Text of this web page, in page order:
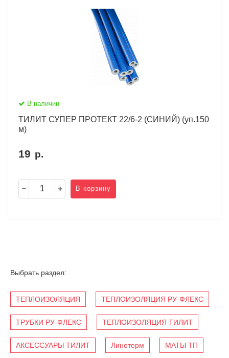
В наличии
ТИЛИТ СУПЕР ПРОТЕКТ 22/6-2 (СИНИЙ) (уп.150
м)
19 р.
В корзину
Выбрать раздел:
ТЕПЛОИЗОЛЯЦИЯ ТЕПЛОИЗОЛЯЦИЯ РУ-ФЛЕКС
ТРУБКИ РУ-ФЛЕКС ТЕПЛОИЗОЛЯЦИЯ ТИЛИТ
АКСЕССУАРЫ ТИЛИТ Линотерм МАТЫ ТП